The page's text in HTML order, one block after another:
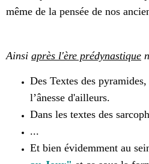
même de la pensée de nos
Ainsi après l'ère prédynastique
Des Textes des
l’ânesse d'ailleurs.
Dans les textes des
...
Et bien évidemment au